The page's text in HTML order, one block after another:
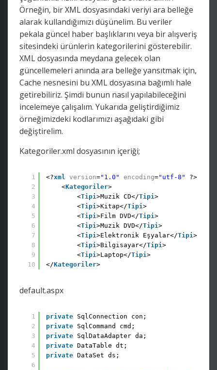
Örneğin, bir XML dosyasındaki veriyi ara belleğe
alarak kullandığımızı düşünelim. Bu veriler
pekala güncel haber başlıklarını veya bir alışveriş
sitesindeki ürünlerin kategorilerini gösterebilir.
XML dosyasında meydana gelecek olan
güncellemeleri anında ara belleğe yansıtmak için,
Cache nesnesini bu XML dosyasına bağımlı hale
getirebiliriz. Şimdi bunun nasıl yapılabileceğini
incelemeye çalışalım. Yukarıda geliştirdiğimiz
örneğimizdeki kodlarımızı aşağıdaki gibi
değiştirelim.
Kategoriler.xml dosyasının içeriği;
1
2
3
4
5
6
7
8
9
10
<?xml version="1.0" encoding="utf-8"
?>
<Kategoriler>
<Tipi >Muzik CD</Tipi >
<Tipi >Kitap</Tipi >
<Tipi >Film DVD</Tipi >
<Tipi >Muzik DVD</Tipi >
<Tipi >Elektronik Eşyalar</Tipi >
<Tipi >Bilgisayar</Tipi >
<Tipi >Laptop</Tipi >
</Kategoriler>
default.aspx
1
2
3
4
5
6
private SqlConnection con;
private SqlCommand cmd;
private SqlDataAdapter da;
private DataTable dt;
private DataSet ds;